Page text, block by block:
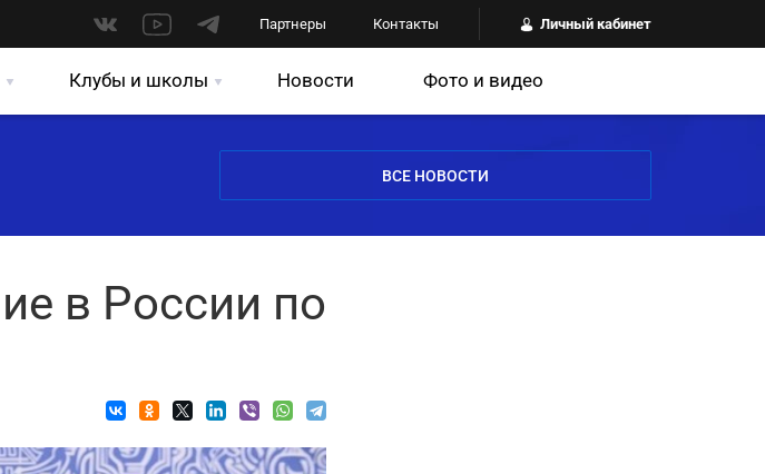
Партнеры Контакты Личный кабинет
Клубы и школы Новости Фото и видео
ВСЕ НОВОСТИ
в России по